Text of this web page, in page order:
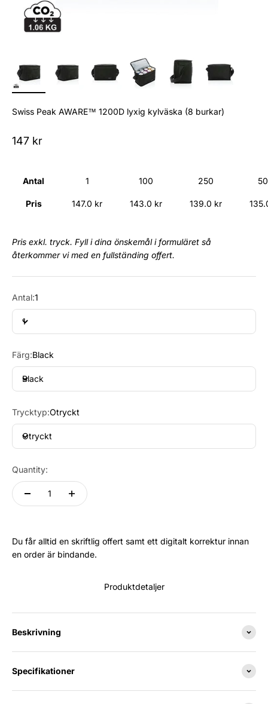
Swiss Peak AWARE™ 1200D lyxig kylväska (8 burkar)
Sale price
147 kr
Antal
Pris
1
147.0 kr
100
143.0 kr
250
139.0 kr
Pris exkl. tryck. Fyll i dina önskemål i formuläret så
återkommer vi med en fullständing offert.
Antal:1
1
Färg:Black
Black
Trycktyp:Otryckt
Otryckt
Quantity:
Du får alltid en skriftlig offert samt ett digitalt korrektur innan
en order är bindande.
Produktdetaljer
Beskrivning
Specifikationer